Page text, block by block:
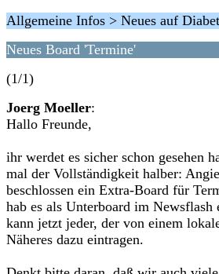
Allgemeine Infos > Neues auf
Neues Board 'Termine'
(1/1)
Joerg Moeller:
Hallo Freunde,
ihr werdet es sicher schon gesehen
mal der Vollständigkeit halber:
beschlossen ein Extra-Board für
hab es als Unterboard im
kann jetzt jeder, der von einem
Näheres dazu eintragen.